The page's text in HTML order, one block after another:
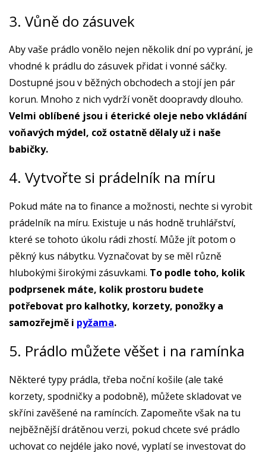
3. Vůně do zásuvek
Aby vaše prádlo vonělo nejen několik dní po vyprání, je
vhodné k prádlu do zásuvek přidat i vonné sáčky.
Dostupné jsou v běžných obchodech a stojí jen pár
korun. Mnoho z nich vydrží vonět doopravdy dlouho.
Velmi oblíbené jsou i éterické oleje nebo vkládání
voňavých mýdel, což ostatně dělaly už i naše
babičky.
4. Vytvořte si prádelník na míru
Pokud máte na to finance a možnosti, nechte si vyrobit
prádelník na míru. Existuje u nás hodně truhlářství,
které se tohoto úkolu rádi zhostí. Může jít potom o
pěkný kus nábytku. Vyznačovat by se měl různě
hlubokými širokými zásuvkami. To podle toho, kolik
podprsenek máte, kolik prostoru budete
potřebovat pro kalhotky, korzety, ponožky a
samozřejmě i pyžama.
5. Prádlo můžete věšet i na ramínka
Některé typy prádla, třeba noční košile (ale také
korzety, spodničky a podobně), můžete skladovat ve
skříni zavěšené na ramíncích. Zapomeňte však na tu
nejběžnější drátěnou verzi, pokud chcete své prádlo
uchovat co nejdéle jako nové, vyplatí se investovat do